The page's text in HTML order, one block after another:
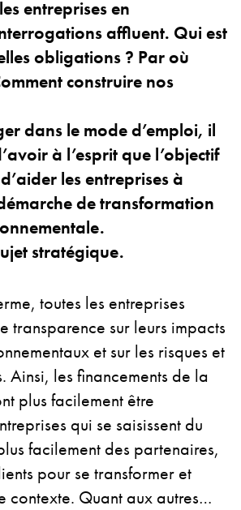
entreprises en
affluent. Qui est
obligations ? Par où
construire nos
dans le mode d’emploi, il
à l’esprit que l’objectif
les entreprises à
de transformation
stratégique.
toutes les entreprises
transparence sur leurs impacts
et sur les risques et
Ainsi, les financements de la
plus facilement être
qui se saisissent du
facilement des partenaires,
pour se transformer et
contexte. Quant aux autres…